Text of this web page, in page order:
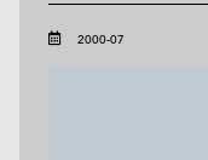
2000-07